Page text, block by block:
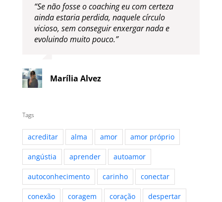
“Se não fosse o coaching eu com certeza
ainda estaria perdida, naquele círculo
vicioso, sem conseguir enxergar nada e
evoluindo muito pouco.”
Marília Alvez
Tags
acreditar alma amor amor próprio
angústia aprender autoamor
autoconhecimento carinho conectar
conexão coragem coração despertar